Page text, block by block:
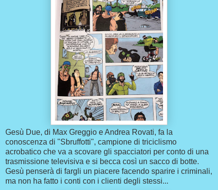
Gesù Due, di Max Greggio e Andrea Rovati, fa la
conoscenza di "Sbruffotti", campione di triciclismo
acrobatico che va a scovare gli spacciatori per conto di una
trasmissione televisiva e si becca così un sacco di botte.
Gesù penserà di fargli un piacere facendo sparire i criminali,
ma non ha fatto i conti con i clienti degli stessi...